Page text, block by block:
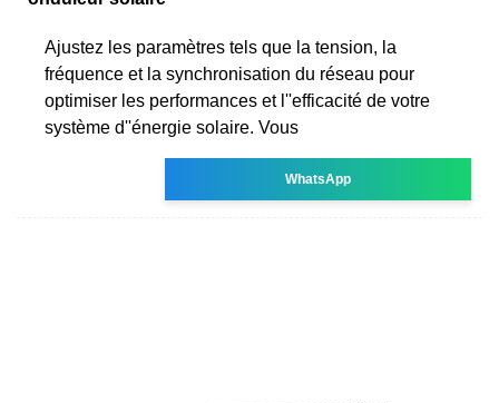
Ajustez les paramètres tels que la tension, la
fréquence et la synchronisation du réseau pour
optimiser les performances et l''efficacité de votre
système d''énergie solaire. Vous
WhatsApp